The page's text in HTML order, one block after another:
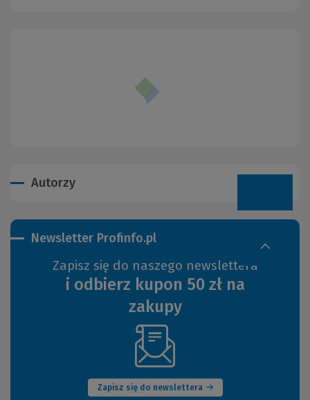
Autorzy
Newsletter Profinfo.pl
Zapisz się do naszego newslettera
i odbierz kupon 50 zł na
zakupy
Zapisz się do newslettera
(Nowe
okno)